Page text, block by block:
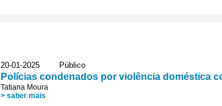
20-01-2025 Público
Polícias condenados por violência doméstica
Tatiana Moura
> saber mais